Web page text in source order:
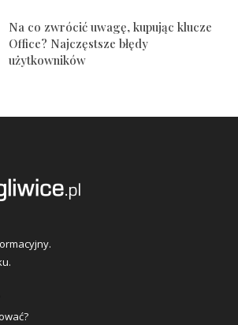
Na co zwrócić uwagę, kupując klucze
Office? Najczęstsze błędy
użytkowników